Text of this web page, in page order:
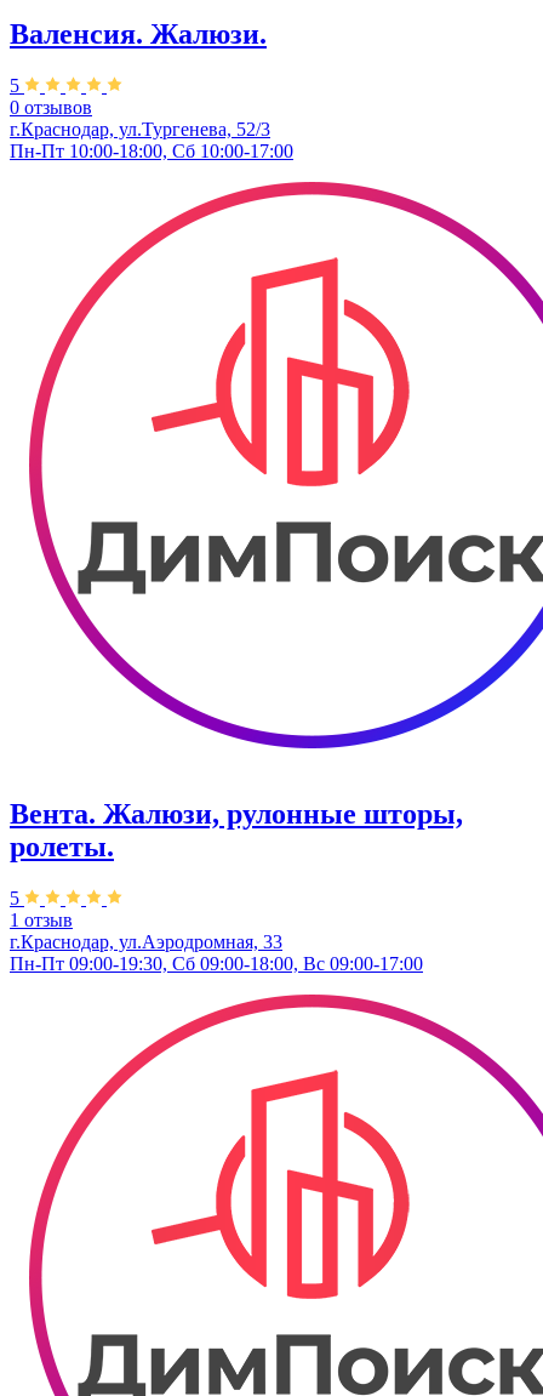
Валенсия. Жалюзи.
5
0 отзывов
г.Краснодар, ул.Тургенева, 52/3
Пн-Пт 10:00-18:00, Сб 10:00-17:00
Вента. Жалюзи, рулонные шторы,
ролеты.
5
1 отзыв
г.Краснодар, ул.Аэродромная, 33
Пн-Пт 09:00-19:30, Сб 09:00-18:00, Вс 09:00-17:00